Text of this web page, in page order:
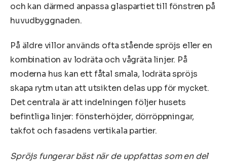
och kan därmed anpassa glaspartiet till fönstren på
huvudbyggnaden.
På äldre villor används ofta stående spröjs eller en
kombination av lodräta och vågräta linjer. På
moderna hus kan ett fåtal smala, lodräta spröjs
skapa rytm utan att utsikten delas upp för mycket.
Det centrala är att indelningen följer husets
befintliga linjer: fönsterhöjder, dörröppningar,
takfot och fasadens vertikala partier.
Spröjs fungerar bäst när de uppfattas som en del